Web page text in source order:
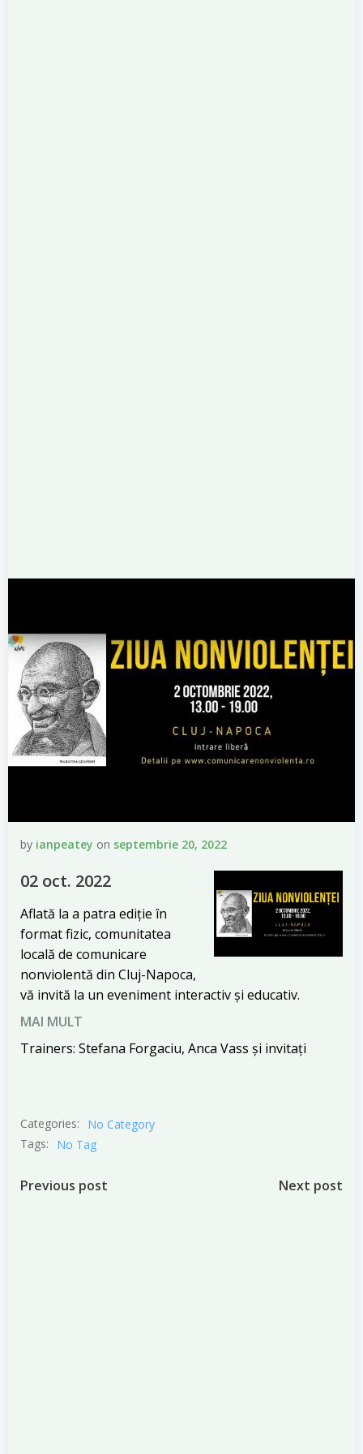
by ianpeatey on septembrie 20, 2022
02 oct. 2022
Aflată la a patra ediție în
format fizic, comunitatea
locală de comunicare
nonviolentă din Cluj-Napoca,
vă invită la un eveniment interactiv și educativ.
MAI MULT
Trainers: Stefana Forgaciu, Anca Vass și invitați
Categories:
No Category
Tags:
No Tag
Post
Previous post Next post